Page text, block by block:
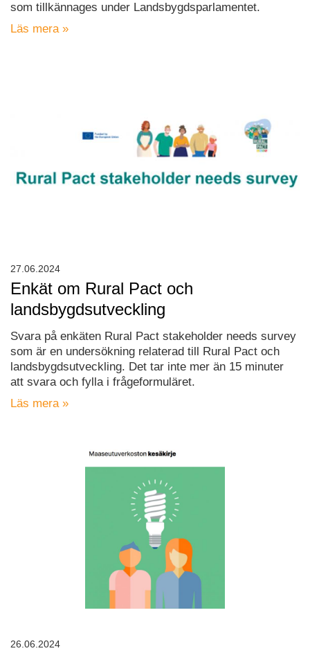
som tillkännages under Landsbygdsparlamentet.
Läs mera »
Enkät om Rural Pact och
landsbygdsutveckling
Svara på enkäten Rural Pact stakeholder needs survey
som är en undersökning relaterad till Rural Pact och
landsbygdsutveckling. Det tar inte mer än 15 minuter
att svara och fylla i frågeformuläret.
Läs mera »
27.06.2024
26.06.2024